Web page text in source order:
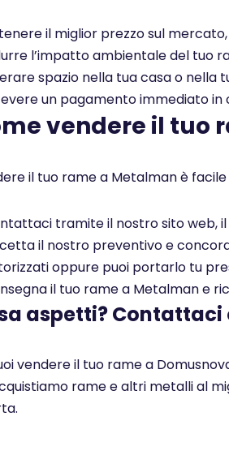
il miglior prezzo sul
l’impatto ambientale del tuo
spazio nella tua casa o nella
un pagamento immediato
vendere il tuo
il tuo rame a Metalman è
tramite il nostro sito web,
il nostro preventivo e
oppure puoi portarlo tu
il tuo rame a Metalman e
aspetti? Contattaci
vendere il tuo rame a
rame e altri metalli al